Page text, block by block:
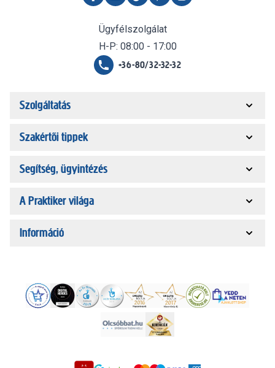
Ügyfélszolgálat
H-P: 08:00 - 17:00
+36-80/32-32-32
Szolgáltatás
Szakértői tippek
Segítség, ügyintézés
A Praktiker világa
Információ